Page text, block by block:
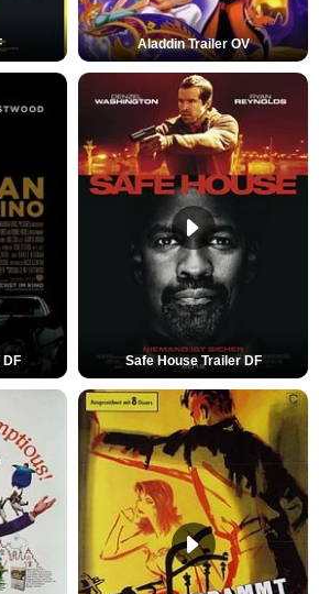
Aladdin Trailer OV
Safe House Trailer DF